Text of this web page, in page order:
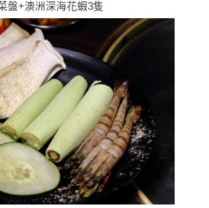
盤+澳洲深海花蝦3隻